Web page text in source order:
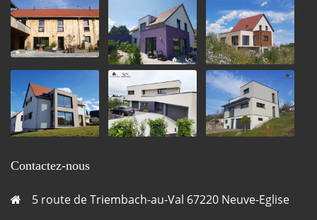
Contactez-nous
5 route de Triembach-au-Val 67220 Neuve-Eglise